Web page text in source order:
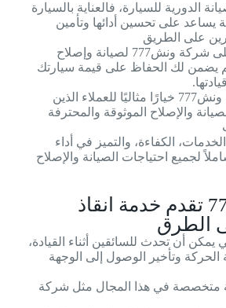
الدورية للسيارة، فالعناية بالسيارة
يساعد على تحسين أدائها وتأمين
على الطريق
لذلك، فإن الاعتماد على شركة ونش777 لصيانة وإصلاح
يضمن لك الحفاظ على قيمة سيارتك
باختصار، تعتبر شركة ونش777 خيارًا مثاليًا للعملاء الذين
والإصلاح الموثوقة والمحترفة
الكفاءة، والتميز في أداء
لجميع احتياجات الصيانة والإصلاح
شركة ونش777 تقدم خدمة انقاذ
الطرق
يمكن أن تحدث للسائقين أثناء القيادة،
وتأخير الوصول إلى الوجهة
متخصصة في هذا المجال مثل شركة